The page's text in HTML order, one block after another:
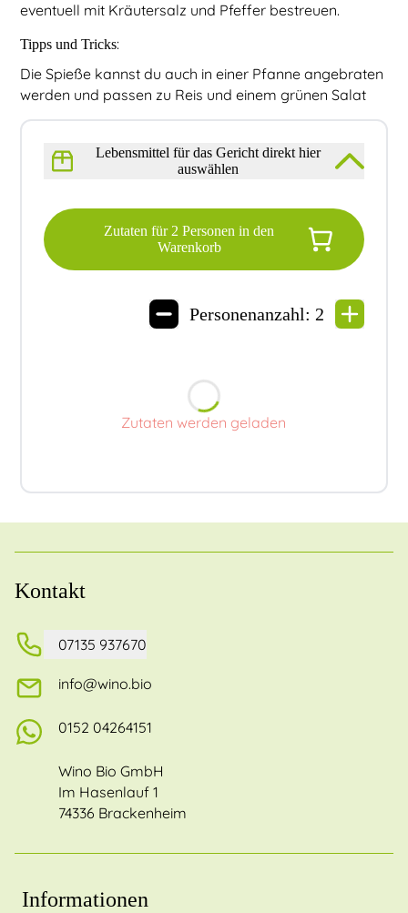
eventuell mit Kräutersalz und Pfeffer bestreuen.
Tipps und Tricks:
Die Spieße kannst du auch in einer Pfanne angebraten
werden und passen zu Reis und einem grünen Salat
Lebensmittel für das Gericht direkt hier
auswählen
Zutaten für 2 Personen in den
Warenkorb
Personenanzahl: 2
Zutaten werden geladen
Kontakt
07135 937670
info@wino.bio
0152 04264151
Wino Bio GmbH
Im Hasenlauf 1
74336 Brackenheim
Informationen